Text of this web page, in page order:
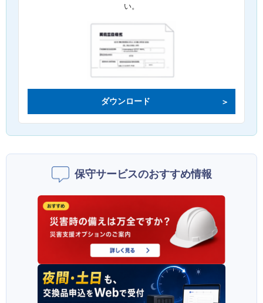
い。
ダウンロード
保守サービスのおすすめ情報